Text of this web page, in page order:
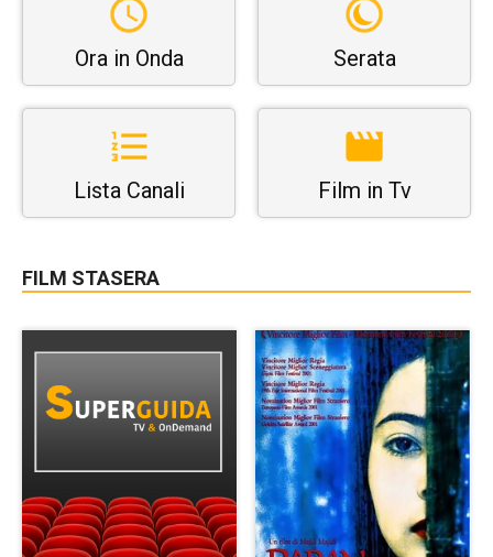
Ora in Onda Serata
Lista Canali Film in Tv
FILM STASERA